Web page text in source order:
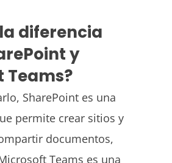
diferencia
y
Teams?
SharePoint es una
permite crear sitios y
documentos,
Teams es una